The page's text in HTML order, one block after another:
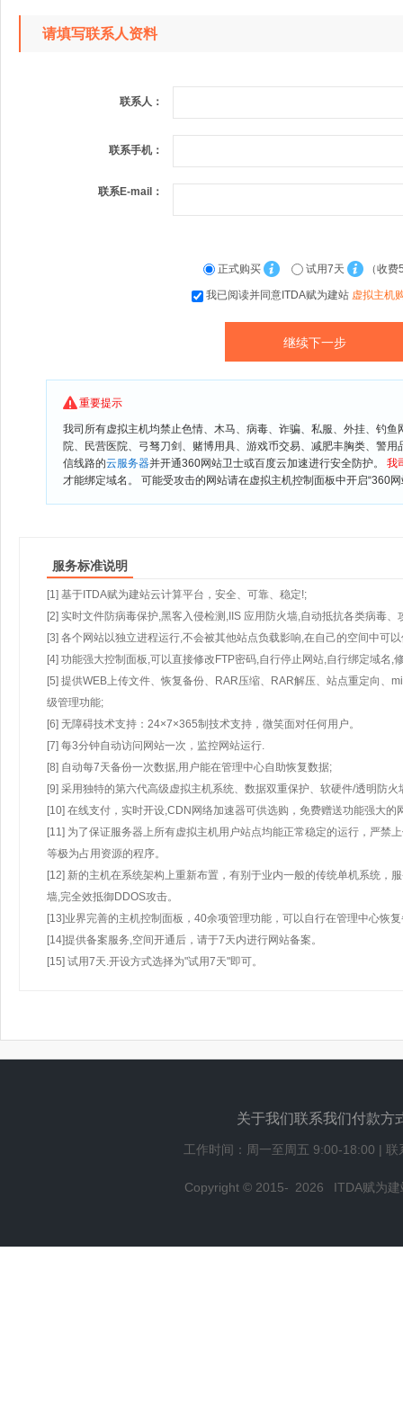
请填写联系人资料
联系人：
联系手机：
联系E-mail：
正式购买 试用7天 （收费
我已阅读并同意ITDA赋为建站 虚拟主机
重要提示
我司所有虚拟主机均禁止色情、木马、病毒、诈骗、私服、外挂、钓
院、民营医院、弓驽刀剑、赌博用具、游戏币交易、减肥丰胸类、警
信线路的云服务器并开通360网站卫士或百度云加速进行安全防护。 我
才能绑定域名。 可能受攻击的网站请在虚拟主机控制面板中开启“360
服务标准说明
[1] 基于ITDA赋为建站云计算平台，安全、可靠、稳定!;
[2] 实时文件防病毒保护,黑客入侵检测,IIS 应用防火墙,自动抵抗各类病毒、
[3] 各个网站以独立进程运行,不会被其他站点负载影响,在自己的空间中可
[4] 功能强大控制面板,可以直接修改FTP密码,自行停止网站,自行绑定域名,
[5] 提供WEB上传文件、恢复备份、RAR压缩、RAR解压、站点重定向、
级管理功能;
[6] 无障碍技术支持：24×7×365制技术支持，微笑面对任何用户。
[7] 每3分钟自动访问网站一次，监控网站运行.
[8] 自动每7天备份一次数据,用户能在管理中心自助恢复数据;
[9] 采用独特的第六代高级虚拟主机系统、数据双重保护、软硬件/透明防火
[10] 在线支付，实时开设,CDN网络加速器可供选购，免费赠送功能强大
[11] 为了保证服务器上所有虚拟主机用户站点均能正常稳定的运行，严禁
等极为占用资源的程序。
[12] 新的主机在系统架构上重新布置，有别于业内一般的传统单机系统，
墙,完全效抵御DDOS攻击。
[13]业界完善的主机控制面板，40余项管理功能，可以自行在管理中心恢
[14]提供备案服务,空间开通后，请于7天内进行网站备案。
[15] 试用7天.开设方式选择为"试用7天"即可。
关于我们联系我们付款方
工作时间：周一至周五 9:00-18:00 | 联
Copyright © 2015- 2026 ITDA赋为